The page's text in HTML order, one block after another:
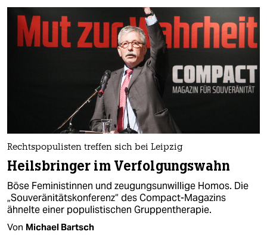
politik
öko
berlin
wahrheit
verlag
Rechtspopulisten treffen sich bei Leipzig
Heilsbringer im Verfolgungswahn
Böse Feministinnen und zeugungsunwillige Homos. Die
„Souveränitätskonferenz“ des Compact-Magazins
ähnelte einer populistischen Gruppentherapie.
Von Michael Bartsch